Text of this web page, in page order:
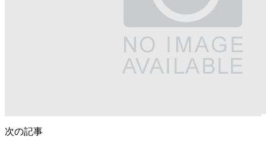
次の記事